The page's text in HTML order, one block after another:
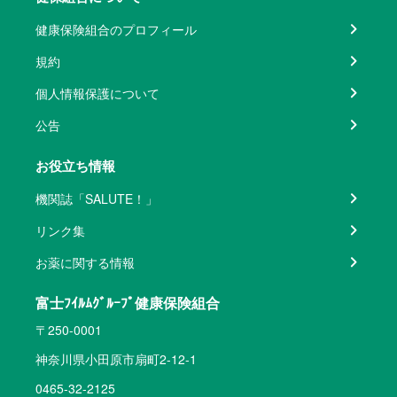
健康保険組合のプロフィール
規約
個人情報保護について
公告
お役立ち情報
機関誌「SALUTE！」
リンク集
お薬に関する情報
富士ﾌｲﾙﾑｸﾞﾙｰﾌﾟ健康保険組合
〒250-0001
神奈川県小田原市扇町2-12-1
0465-32-2125